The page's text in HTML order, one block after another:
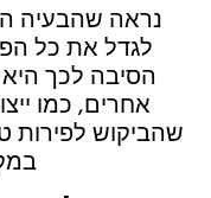
נראה שהבעיה
לגדל את כל
הסיבה לכך
אחרים, כמו
שהביקוש לפירות